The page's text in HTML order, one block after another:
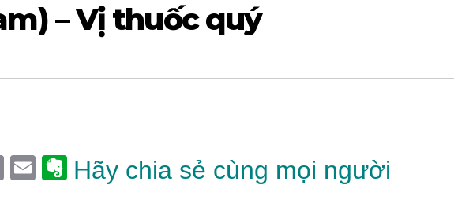
– Vị thuốc quý
C
E
E
Hãy chia sẻ cùng mọi người